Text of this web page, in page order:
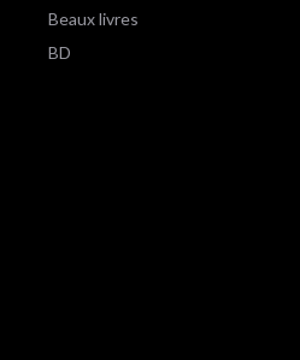
Beaux livres
BD